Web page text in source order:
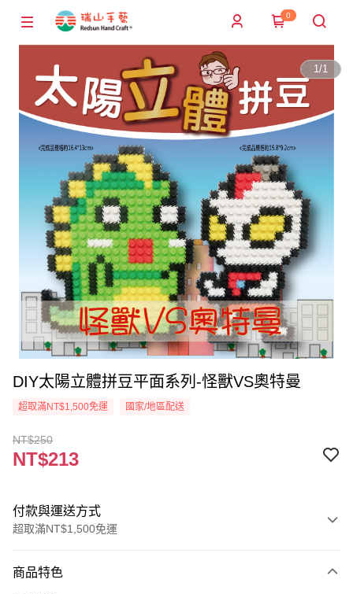
0
1/1
DIY太陽立體拼豆平面系列-怪獸VS奧特曼
超取滿NT$1,500免運 國家/地區配送
NT$250
NT$213
付款與運送方式
超取滿NT$1,500免運
信用卡一次付款
商品特色